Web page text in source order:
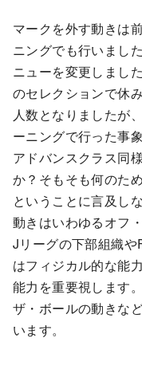
マークを外す動きは
ニングでも行いまし
ニューを変更しまし
のセレクションで休
人数となりましたが
ーニングで行った事
アドバンスクラス同
か？そもそも何のた
ということに言及し
動きはいわゆるオフ
Jリーグの下部組織
はフィジカル的な能
能力を重要視します
ザ・ボールの動きな
います。